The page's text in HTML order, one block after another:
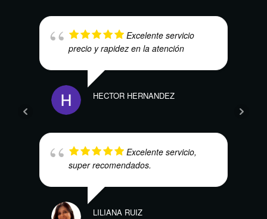
Excelente servicio
precio y rapidez en la atención
HECTOR HERNANDEZ
Excelente servicio,
super recomendados.
LILIANA RUIZ